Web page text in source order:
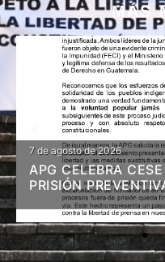
MÁS
7 de agosto de 2026
APG CELEBRA
PRISIÓN
DIRIGENTES DE 48
RESOLUCIÓN EN
LIBERTAD Y